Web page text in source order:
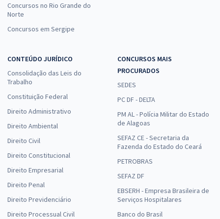
Concursos no Rio Grande do
Norte
Concursos em Sergipe
CONTEÚDO JURÍDICO
Consolidação das Leis do
Trabalho
Constituição Federal
Direito Administrativo
Direito Ambiental
Direito Civil
Direito Constitucional
Direito Empresarial
Direito Penal
Direito Previdenciário
Direito Processual Civil
CONCURSOS MAIS
PROCURADOS
SEDES
PC DF - DELTA
PM AL - Polícia Militar do Estado
de Alagoas
SEFAZ CE - Secretaria da
Fazenda do Estado do Ceará
PETROBRAS
SEFAZ DF
EBSERH - Empresa Brasileira de
Serviços Hospitalares
Banco do Brasil